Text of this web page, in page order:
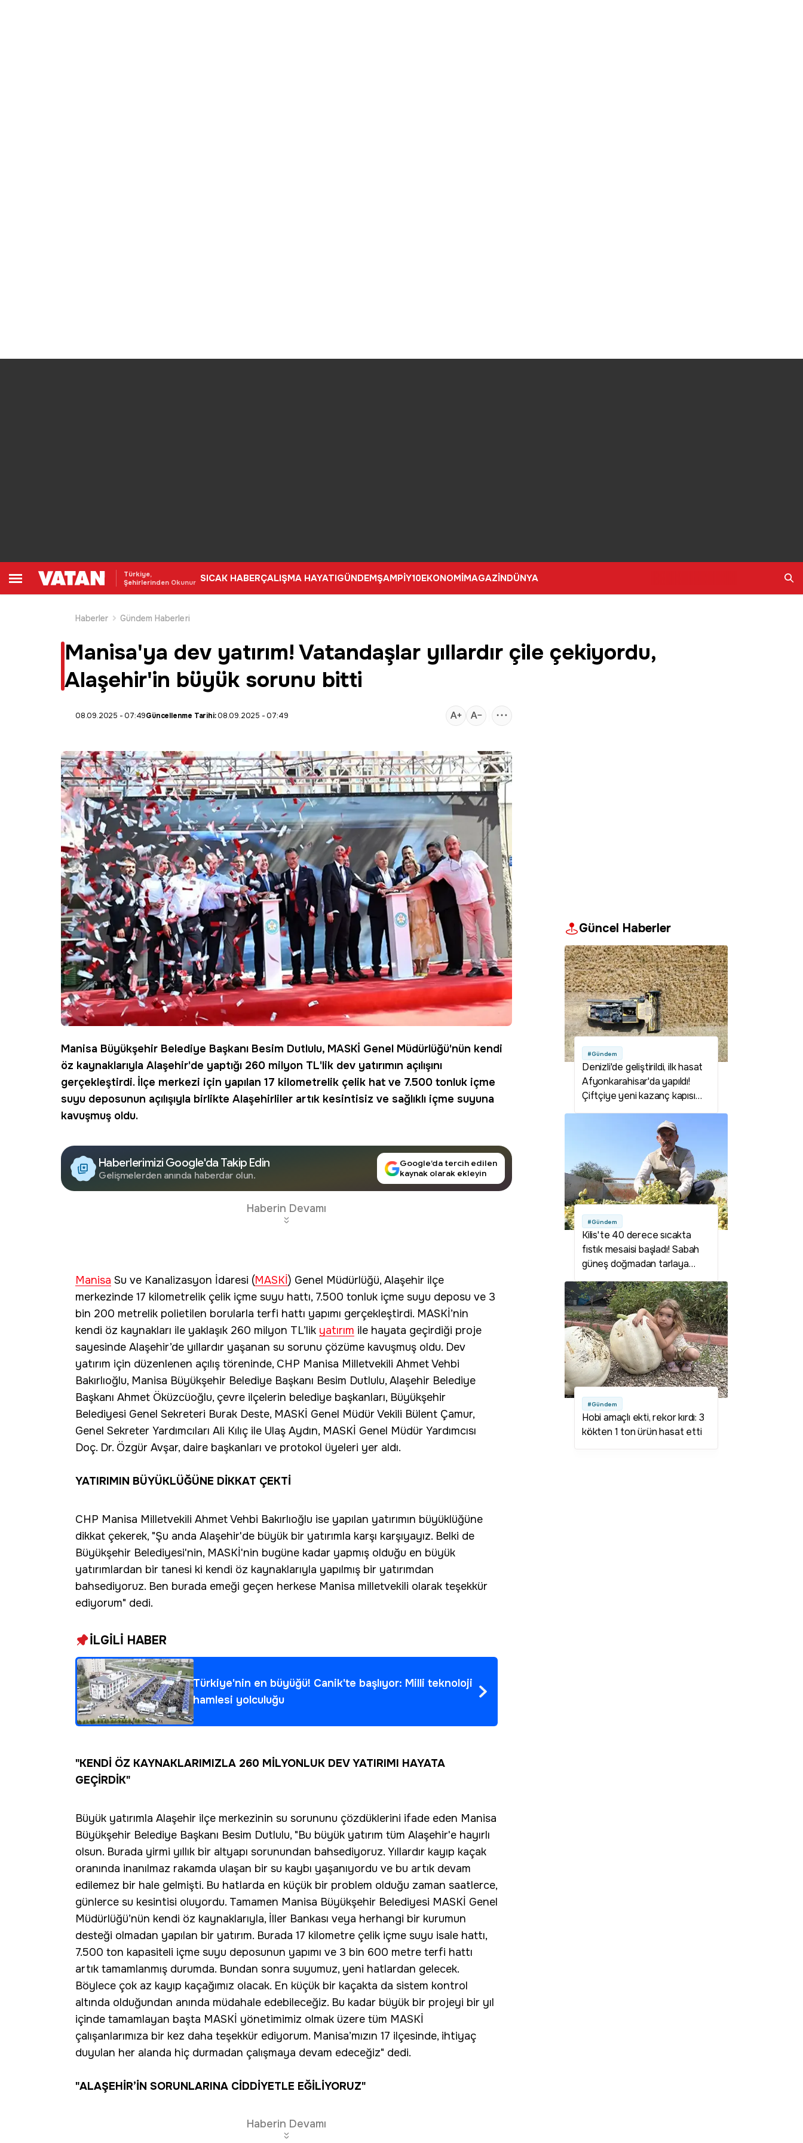
Türkiye,
Şehirlerinden Okunur SICAK HABERÇALIŞMA HAYATIGÜNDEMŞAMPİY10EKONOMİMAGAZİNDÜNYA
Haberler
Gündem Haberleri
Manisa'ya dev yatırım! Vatandaşlar yıllardır çile çekiyordu,
Alaşehir'in büyük sorunu bitti
08.09.2025 - 07:49Güncellenme Tarihi:08.09.2025 - 07:49
Manisa Büyükşehir Belediye Başkanı Besim Dutlulu, MASKİ Genel Müdürlüğü'nün kendi
öz kaynaklarıyla Alaşehir'de yaptığı 260 milyon TL'lik dev yatırımın açılışını
gerçekleştirdi. İlçe merkezi için yapılan 17 kilometrelik çelik hat ve 7.500 tonluk içme
suyu deposunun açılışıyla birlikte Alaşehirliler artık kesintisiz ve sağlıklı içme suyuna
kavuşmuş oldu.
Haberlerimizi Google'da Takip Edin
Gelişmelerden anında haberdar olun.
Google’da tercih edilen
kaynak olarak ekleyin
Haberin Devamı
Manisa Su ve Kanalizasyon İdaresi (MASKİ) Genel Müdürlüğü, Alaşehir ilçe
merkezinde 17 kilometrelik çelik içme suyu hattı, 7.500 tonluk içme suyu deposu ve 3
bin 200 metrelik polietilen borularla terfi hattı yapımı gerçekleştirdi. MASKİ’nin
kendi öz kaynakları ile yaklaşık 260 milyon TL’lik yatırım ile hayata geçirdiği proje
sayesinde Alaşehir’de yıllardır yaşanan su sorunu çözüme kavuşmuş oldu. Dev
yatırım için düzenlenen açılış töreninde, CHP Manisa Milletvekili Ahmet Vehbi
Bakırlıoğlu, Manisa Büyükşehir Belediye Başkanı Besim Dutlulu, Alaşehir Belediye
Başkanı Ahmet Öküzcüoğlu, çevre ilçelerin belediye başkanları, Büyükşehir
Belediyesi Genel Sekreteri Burak Deste, MASKİ Genel Müdür Vekili Bülent Çamur,
Genel Sekreter Yardımcıları Ali Kılıç ile Ulaş Aydın, MASKİ Genel Müdür Yardımcısı
Doç. Dr. Özgür Avşar, daire başkanları ve protokol üyeleri yer aldı.
YATIRIMIN BÜYÜKLÜĞÜNE DİKKAT ÇEKTİ
CHP Manisa Milletvekili Ahmet Vehbi Bakırlıoğlu ise yapılan yatırımın büyüklüğüne
dikkat çekerek, "Şu anda Alaşehir'de büyük bir yatırımla karşı karşıyayız. Belki de
Büyükşehir Belediyesi'nin, MASKİ'nin bugüne kadar yapmış olduğu en büyük
yatırımlardan bir tanesi ki kendi öz kaynaklarıyla yapılmış bir yatırımdan
bahsediyoruz. Ben burada emeği geçen herkese Manisa milletvekili olarak teşekkür
ediyorum" dedi.
İLGİLİ HABER
Türkiye'nin en büyüğü! Canik'te başlıyor: Milli teknoloji
hamlesi yolculuğu
"KENDİ ÖZ KAYNAKLARIMIZLA 260 MİLYONLUK DEV YATIRIMI HAYATA
GEÇİRDİK"
Büyük yatırımla Alaşehir ilçe merkezinin su sorununu çözdüklerini ifade eden Manisa
Büyükşehir Belediye Başkanı Besim Dutlulu, "Bu büyük yatırım tüm Alaşehir'e hayırlı
olsun. Burada yirmi yıllık bir altyapı sorunundan bahsediyoruz. Yıllardır kayıp kaçak
oranında inanılmaz rakamda ulaşan bir su kaybı yaşanıyordu ve bu artık devam
edilemez bir hale gelmişti. Bu hatlarda en küçük bir problem olduğu zaman saatlerce,
günlerce su kesintisi oluyordu. Tamamen Manisa Büyükşehir Belediyesi MASKİ Genel
Müdürlüğü’nün kendi öz kaynaklarıyla, İller Bankası veya herhangi bir kurumun
desteği olmadan yapılan bir yatırım. Burada 17 kilometre çelik içme suyu isale hattı,
7.500 ton kapasiteli içme suyu deposunun yapımı ve 3 bin 600 metre terfi hattı
artık tamamlanmış durumda. Bundan sonra suyumuz, yeni hatlardan gelecek.
Böylece çok az kayıp kaçağımız olacak. En küçük bir kaçakta da sistem kontrol
altında olduğundan anında müdahale edebileceğiz. Bu kadar büyük bir projeyi bir yıl
içinde tamamlayan başta MASKİ yönetimimiz olmak üzere tüm MASKİ
çalışanlarımıza bir kez daha teşekkür ediyorum. Manisa’mızın 17 ilçesinde, ihtiyaç
duyulan her alanda hiç durmadan çalışmaya devam edeceğiz" dedi.
"ALAŞEHİR’İN SORUNLARINA CİDDİYETLE EĞİLİYORUZ"
Haberin Devamı
Güncel Haberler
#Gündem
Denizli'de geliştirildi, ilk hasat
Afyonkarahisar'da yapıldı!
Çiftçiye yeni kazanç kapısı
#Gündem
Kilis'te 40 derece sıcakta
fıstık mesaisi başladı! Sabah
güneş doğmadan tarlaya
yüzünü güldürdü
#Gündem
Hobi amaçlı ekti, rekor kırdı: 3
kökten 1 ton ürün hasat etti